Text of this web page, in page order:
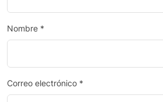
Nombre *
Correo electrónico *